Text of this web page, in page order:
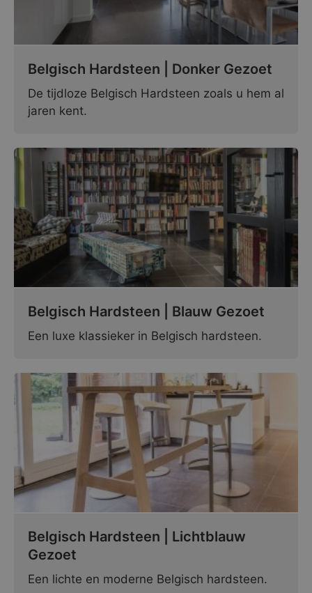
Belgisch Hardsteen | Donker Gezoet
De tijdloze Belgisch Hardsteen zoals u hem al
jaren kent.
Belgisch Hardsteen | Blauw Gezoet
Een luxe klassieker in Belgisch hardsteen.
Belgisch Hardsteen | Lichtblauw
Gezoet
Een lichte en moderne Belgisch hardsteen.